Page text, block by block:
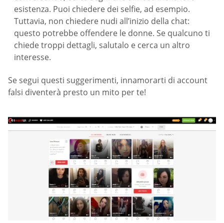
esistenza. Puoi chiedere dei selfie, ad esempio.
Tuttavia, non chiedere nudi all’inizio della chat:
questo potrebbe offendere le donne. Se qualcuno ti
chiede troppi dettagli, salutalo e cerca un altro
interesse.
Se segui questi suggerimenti, innamorarti di account
falsi diventerà presto un mito per te!